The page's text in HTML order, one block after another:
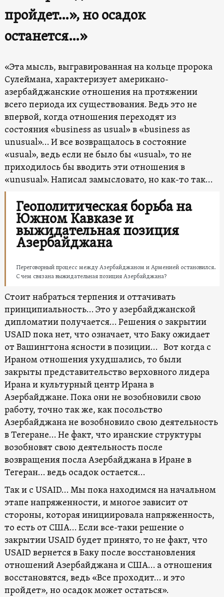
пройдет…», но осадок
останется…»
«Эта мысль, выгравированная на кольце пророка
Сулеймана, характеризует американо-
азербайджанские отношения на протяжении
всего периода их существования. Ведь это не
впервой, когда отношения переходят из
состояния «business as usual» в «business as
unusual»… И все возвращалось в состояние
«usual», ведь если не было бы «usual», то не
приходилось бы вводить эти отношения в
«unusual». Написал замысловато, но как-то так…
Геополитическая борьба на
Южном Кавказе и
выжидательная позиция
Азербайджана
Переговорный процесс между Азербайджаном и Арменией остановился.
С чем связана выжидательная позиция Азербайджана?
Стоит набраться терпения и оттачивать
принципиальность… Это у азербайджанской
дипломатии получается… Решения о закрытии
USAID пока нет, что означает, что Баку ожидает
от Вашингтона ясности в позиции… Вот когда с
Ираном отношения ухудшались, то были
закрыты представительство верховного лидера
Ирана и культурный центр Ирана в
Азербайджане. Пока они не возобновили свою
работу, точно так же, как посольство
Азербайджана не возобновило свою деятельность
в Тегеране… Не факт, что иранские структуры
возобновят свою деятельность после
возвращения посла Азербайджана в Иране в
Тегеран… ведь осадок остается…
Так и с USAID… Мы пока находимся на начальном
этапе напряженности, и многое зависит от
стороны, которая инициировала напряженность,
то есть от США… Если все-таки решение о
закрытии USAID будет принято, то не факт, что
USAID вернется в Баку после восстановления
отношений Азербайджана и США… а отношения
восстановятся, ведь «Все проходит… и это
пройдет», но осадок может остаться».